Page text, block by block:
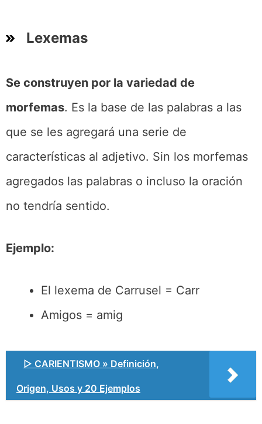
Lexemas
Se construyen por la variedad de
morfemas. Es la base de las palabras a las
que se les agregará una serie de
características al adjetivo. Sin los morfemas
agregados las palabras o incluso la oración
no tendría sentido.
Ejemplo:
El lexema de Carrusel = Carr
Amigos = amig
▷ CARIENTISMO » Definición,
Origen, Usos y 20 Ejemplos